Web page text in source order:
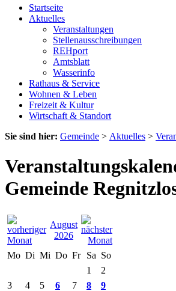
Startseite
Aktuelles
Veranstaltungen
Stellenausschreibungen
REHport
Amtsblatt
Wasserinfo
Rathaus & Service
Wohnen & Leben
Freizeit & Kultur
Wirtschaft & Standort
Sie sind hier: Gemeinde > Aktuelles >
Gemeinde
August
2026
Mo Di Mi Do Fr Sa So
1
2
3
4 5 6 7 8
9